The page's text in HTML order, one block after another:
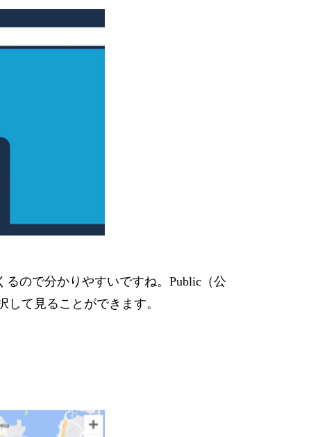
ので分かりやすいですね。Public（公
して見ることができます。